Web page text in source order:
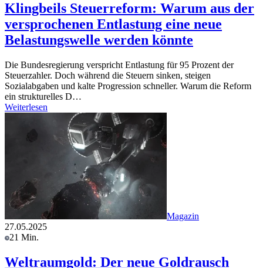
Klingbeils Steuerreform: Warum aus der
versprochenen Entlastung eine neue
Belastungswelle werden könnte
Die Bundesregierung verspricht Entlastung für 95 Prozent der
Steuerzahler. Doch während die Steuern sinken, steigen
Sozialabgaben und kalte Progression schneller. Warum die Reform
ein strukturelles D…
Weiterlesen
Magazin
27.05.2025
21 Min.
Weltraumgold: Der neue Goldrausch